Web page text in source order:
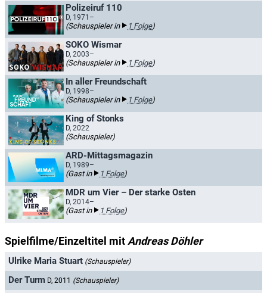
Polizeiruf 110
D, 1971–
(Schauspieler in 1 Folge)
SOKO Wismar
D, 2003–
(Schauspieler in 1 Folge)
In aller Freundschaft
D, 1998–
(Schauspieler in 1 Folge)
King of Stonks
D, 2022
(Schauspieler)
ARD-Mittagsmagazin
D, 1989–
(Gast in 1 Folge)
MDR um Vier – Der starke Osten
D, 2014–
(Gast in 1 Folge)
Spielfilme/Einzeltitel mit Andreas Döhler
Ulrike Maria Stuart (Schauspieler)
Der Turm D, 2011 (Schauspieler)